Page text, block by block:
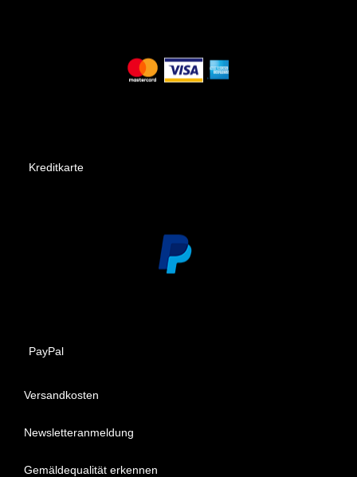
Kreditkarte
PayPal
Versandkosten
Newsletteranmeldung
Gemäldequalität erkennen